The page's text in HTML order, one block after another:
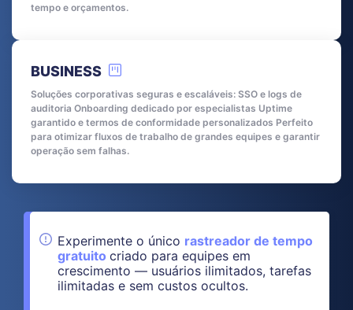
tempo e orçamentos.
BUSINESS
Soluções corporativas seguras e escaláveis: SSO e logs de
auditoria Onboarding dedicado por especialistas Uptime
garantido e termos de conformidade personalizados Perfeito
para otimizar fluxos de trabalho de grandes equipes e garantir
operação sem falhas.
Experimente o único rastreador de tempo
gratuito criado para equipes em
crescimento — usuários ilimitados, tarefas
ilimitadas e sem custos ocultos.